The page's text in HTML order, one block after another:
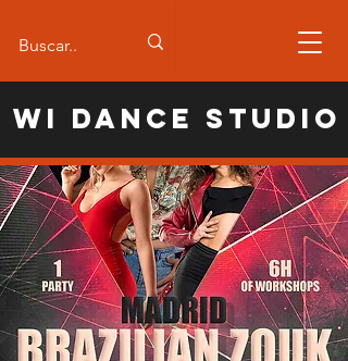
WI Dance Studio